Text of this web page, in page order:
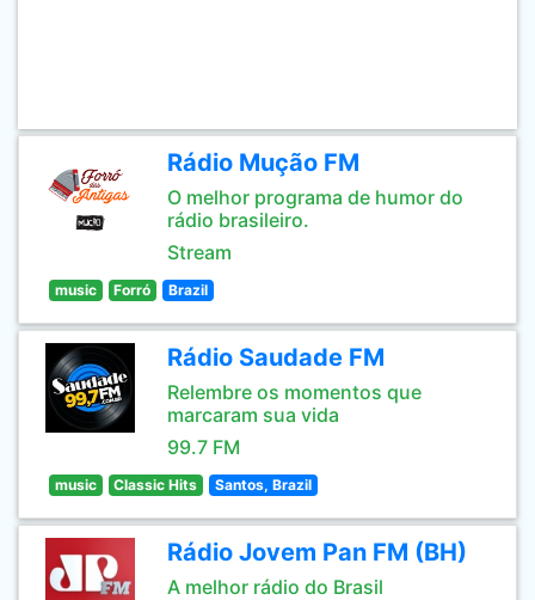
Rádio Mução FM
O melhor programa de humor do
rádio brasileiro.
Stream
music Forró Brazil
Rádio Saudade FM
Relembre os momentos que
marcaram sua vida
99.7 FM
music Classic Hits Santos, Brazil
Rádio Jovem Pan FM (BH)
A melhor rádio do Brasil